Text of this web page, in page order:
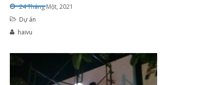
24 Tháng Một, 2021
Dự án
haivu